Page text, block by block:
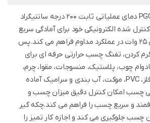
دستگاه PGGS 10-230V دمای عملیاتی ثابت 200 درجه سانتیگراد
شده الکترونیکی خود برای آمادگی سریع
و با قدرت ذوب قوی 25 وات در عملکرد مداوم فراهم می کند.پس
کردن، تفنگ چسب حرارتی حرفه ای برای
چوب، پلاستیک، منسوجات، مقوا، چرم،
چوب پنبه، شیشه، فلز، PVC، موکت، آب بندی و سرامیک آماده
چسب امکان کنترل دقیق میزان چسب و
و سریع چسب را فراهم می کند.چکه گیر
چسب جلوگیری می کند و اجازه کار تمیز را